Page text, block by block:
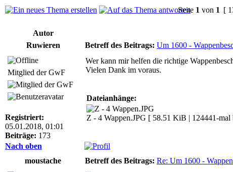
Seite 1 von 1 [
Autor
Ruwieren
Betreff des Beitrags: Um 1600 -
Mitglied der GwF
Registriert:
05.01.2018, 01:01
Beiträge: 173
Wer kann mir helfen die richtige
Vielen Dank im voraus.
Dateianhänge:
Z - 4 Wappen.JPG [ 58.51 KiB | 124441-mal
Nach oben
moustache
Betreff des Beitrags: Re: Um 1600 -